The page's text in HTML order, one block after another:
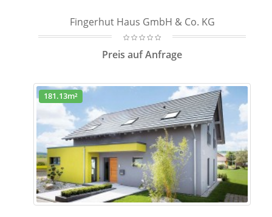
Fingerhut Haus GmbH & Co. KG
Preis auf Anfrage
181.13m²